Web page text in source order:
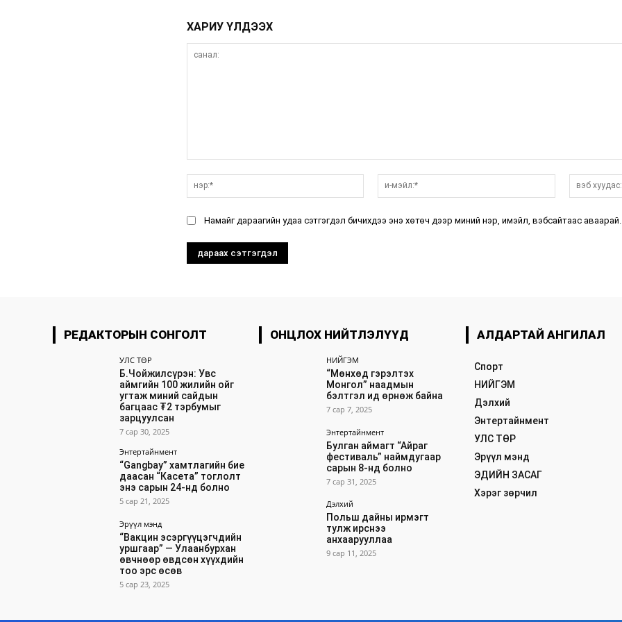
ХАРИУ ҮЛДЭЭХ
нэр:*
мэйл:*
Намайг дараагийн удаа сэтгэгдэл бичихдээ энэ хөтөч дээр миний нэр, имэйл, вэбсайтаас аваарай.
РЕДАКТОРЫН СОНГОЛТ
УЛС ТӨР
Б.Чойжилсүрэн: Увс
аймгийн 100 жилийн ойг
угтаж миний сайдын
багцаас ₮2 тэрбумыг
зарцуулсан
7 сар 30, 2025
Энтертайнмент
“Gangbay” хамтлагийн бие
даасан “Касета” тоглолт
энэ сарын 24-нд болно
5 сар 21, 2025
Эрүүл мэнд
“Вакцин эсэргүүцэгчдийн
уршгаар” — Улаанбурхан
өвчнөөр өвдсөн хүүхдийн
тоо эрс өсөв
5 сар 23, 2025
ОНЦЛОХ НИЙТЛЭЛҮҮД
НИЙГЭМ
“Мөнхөд гэрэлтэх
Монгол” наадмын
бэлтгэл ид өрнөж байна
7 сар 7, 2025
Энтертайнмент
Булган аймагт “Айраг
фестиваль” наймдугаар
сарын 8-нд болно
7 сар 31, 2025
Дэлхий
Польш дайны ирмэгт
тулж ирснээ
анхаарууллаа
9 сар 11, 2025
АЛДАРТАЙ АНГИЛАЛ
Спорт
НИЙГЭМ
Дэлхий
Энтертайнмент
УЛС ТӨР
Эрүүл мэнд
ЭДИЙН ЗАСАГ
Хэрэг зөрчил